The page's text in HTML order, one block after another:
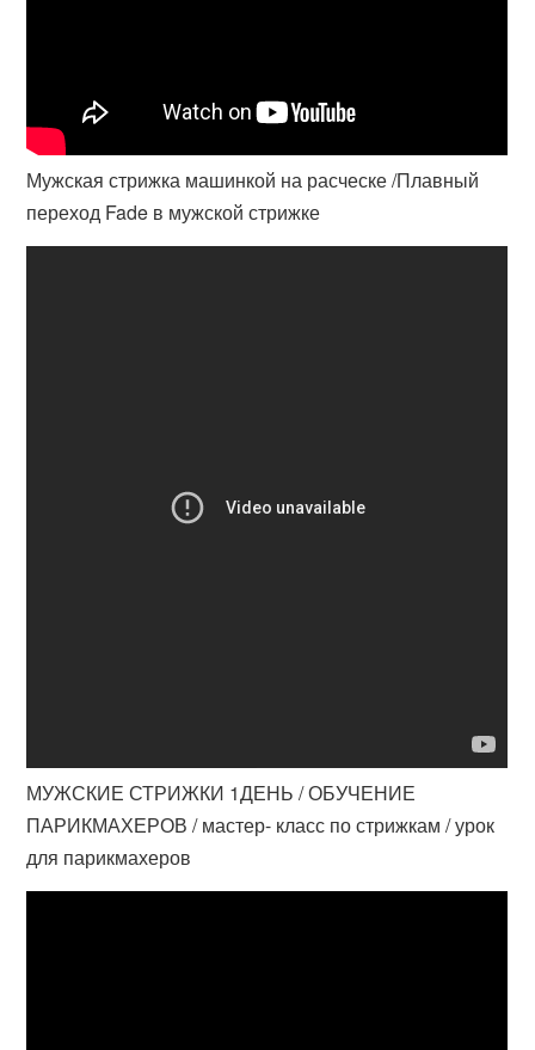
Мужская стрижка машинкой на расческе /Плавный
переход Fade в мужской стрижке
МУЖСКИЕ СТРИЖКИ 1ДЕНЬ / ОБУЧЕНИЕ
ПАРИКМАХЕРОВ / мастер- класс по стрижкам / урок
для парикмахеров